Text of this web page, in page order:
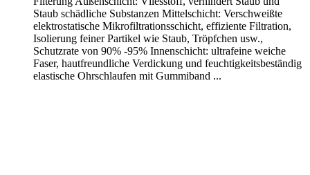
Staub schädliche Substanzen Mittelschicht: Verschweißte
elektrostatische Mikrofiltrationsschicht, effiziente Filtration,
Isolierung feiner Partikel wie Staub, Tröpfchen usw.,
Schutzrate von 90% -95% Innenschicht: ultrafeine weiche
Faser, hautfreundliche Verdickung und feuchtigkeitsbeständig
elastische Ohrschlaufen mit Gummiband ...